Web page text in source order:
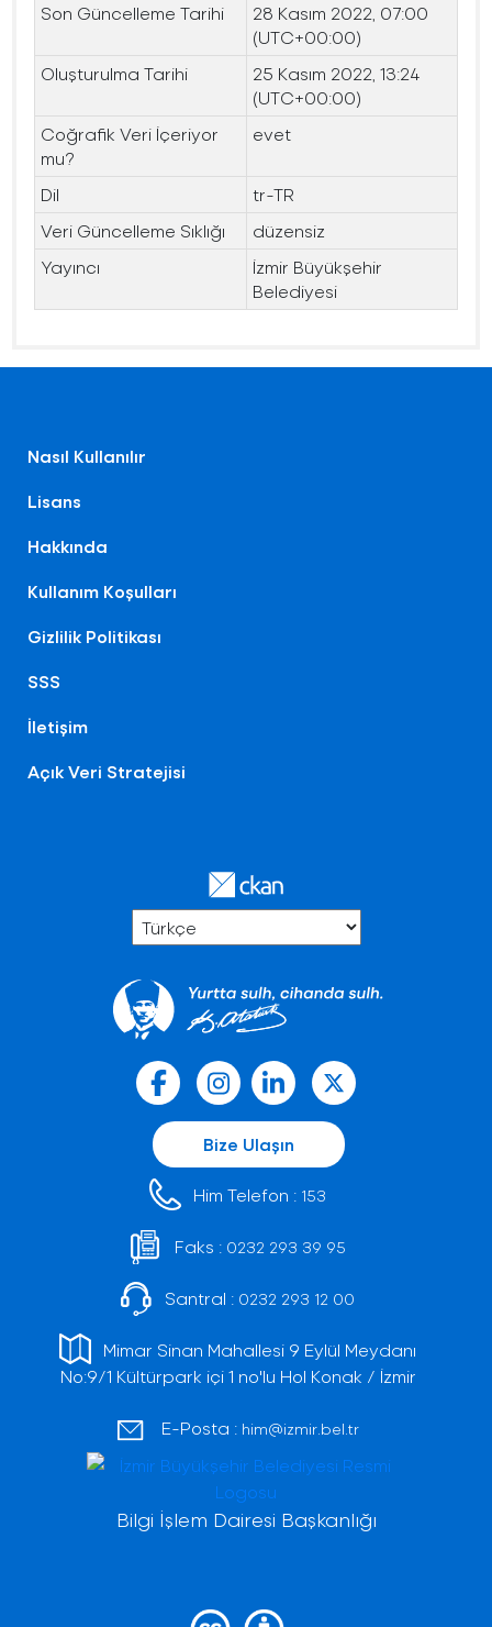
Son Güncelleme Tarihi
28 Kasım 2022, 07:00
(UTC+00:00)
Oluşturulma Tarihi
25 Kasım 2022, 13:24
(UTC+00:00)
Coğrafik Veri İçeriyor
mu?
evet
Dil
tr-TR
Veri Güncelleme Sıklığı
düzensiz
Yayıncı
İzmir Büyükşehir
Belediyesi
Nasıl Kullanılır
Lisans
Hakkında
Kullanım Koşulları
Gizlilik Politikası
SSS
İletişim
Açık Veri Stratejisi
Bize Ulaşın
Him Telefon : 153
Faks : 0232 293 39 95
Santral : 0232 293 12 00
Mimar Sinan Mahallesi 9 Eylül Meydanı
No:9/1 Kültürpark içi 1 no'lu Hol Konak / İzmir
E-Posta : him@izmir.bel.tr
Bilgi İşlem Dairesi Başkanlığı